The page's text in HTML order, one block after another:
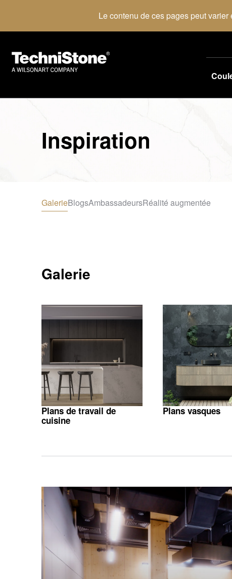
Le contenu de ces pages peut
Inspiration
GalerieBlogsAmbassadeursRéalité augmentée
Galerie
Plans de travail de
cuisine
Plans vasques